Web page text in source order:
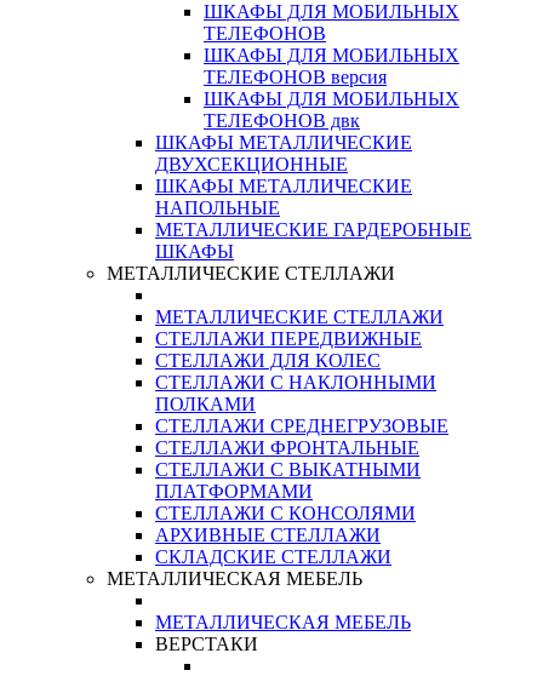
ШКАФЫ ДЛЯ МОБИЛЬНЫХ
ТЕЛЕФОНОВ
ШКАФЫ ДЛЯ МОБИЛЬНЫХ
ТЕЛЕФОНОВ версия
ШКАФЫ ДЛЯ МОБИЛЬНЫХ
ТЕЛЕФОНОВ двк
ШКАФЫ МЕТАЛЛИЧЕСКИЕ
ДВУХСЕКЦИОННЫЕ
ШКАФЫ МЕТАЛЛИЧЕСКИЕ
НАПОЛЬНЫЕ
МЕТАЛЛИЧЕСКИЕ ГАРДЕРОБНЫЕ
ШКАФЫ
МЕТАЛЛИЧЕСКИЕ СТЕЛЛАЖИ
МЕТАЛЛИЧЕСКИЕ СТЕЛЛАЖИ
СТЕЛЛАЖИ ПЕРЕДВИЖНЫЕ
СТЕЛЛАЖИ ДЛЯ КОЛЕС
СТЕЛЛАЖИ С НАКЛОННЫМИ
ПОЛКАМИ
СТЕЛЛАЖИ СРЕДНЕГРУЗОВЫЕ
СТЕЛЛАЖИ ФРОНТАЛЬНЫЕ
СТЕЛЛАЖИ С ВЫКАТНЫМИ
ПЛАТФОРМАМИ
СТЕЛЛАЖИ С КОНСОЛЯМИ
АРХИВНЫЕ СТЕЛЛАЖИ
СКЛАДСКИЕ СТЕЛЛАЖИ
МЕТАЛЛИЧЕСКАЯ МЕБЕЛЬ
МЕТАЛЛИЧЕСКАЯ МЕБЕЛЬ
ВЕРСТАКИ